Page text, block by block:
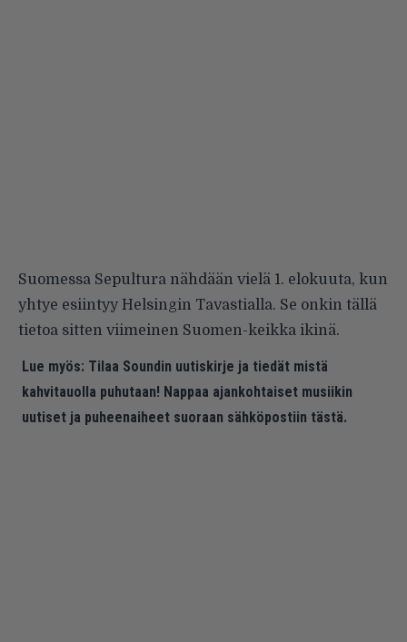
Suomessa Sepultura nähdään vielä 1. elokuuta, kun
yhtye esiintyy Helsingin Tavastialla. Se onkin tällä
tietoa sitten viimeinen Suomen-keikka ikinä.
Lue myös: Tilaa Soundin uutiskirje ja tiedät mistä
kahvitauolla puhutaan! Nappaa ajankohtaiset musiikin
uutiset ja puheenaiheet suoraan sähköpostiin tästä.